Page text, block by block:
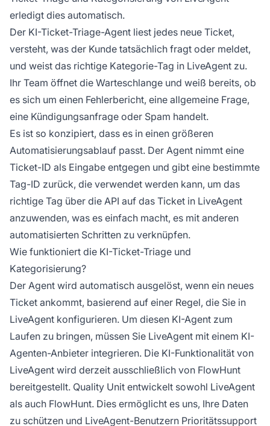
erledigt dies automatisch.
Der KI-Ticket-Triage-Agent liest jedes neue Ticket,
versteht, was der Kunde tatsächlich fragt oder meldet,
und weist das richtige Kategorie-Tag in LiveAgent zu.
Ihr Team öffnet die Warteschlange und weiß bereits, ob
es sich um einen Fehlerbericht, eine allgemeine Frage,
eine Kündigungsanfrage oder Spam handelt.
Es ist so konzipiert, dass es in einen größeren
Automatisierungsablauf passt. Der Agent nimmt eine
Ticket-ID als Eingabe entgegen und gibt eine bestimmte
Tag-ID zurück, die verwendet werden kann, um das
richtige Tag über die API auf das Ticket in LiveAgent
anzuwenden, was es einfach macht, es mit anderen
automatisierten Schritten zu verknüpfen.
Wie funktioniert die KI-Ticket-Triage und
Kategorisierung?
Der Agent wird automatisch ausgelöst, wenn ein neues
Ticket ankommt, basierend auf einer Regel, die Sie in
LiveAgent konfigurieren. Um diesen KI-Agent zum
Laufen zu bringen, müssen Sie LiveAgent mit einem KI-
Agenten-Anbieter integrieren. Die KI-Funktionalität von
LiveAgent wird derzeit ausschließlich von FlowHunt
bereitgestellt. Quality Unit entwickelt sowohl LiveAgent
als auch FlowHunt. Dies ermöglicht es uns, Ihre Daten
zu schützen und LiveAgent-Benutzern Prioritätssupport